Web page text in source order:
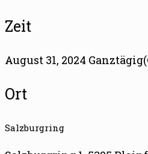
Zeit
August 31, 2024 Ganztägig
Ort
Salzburgring